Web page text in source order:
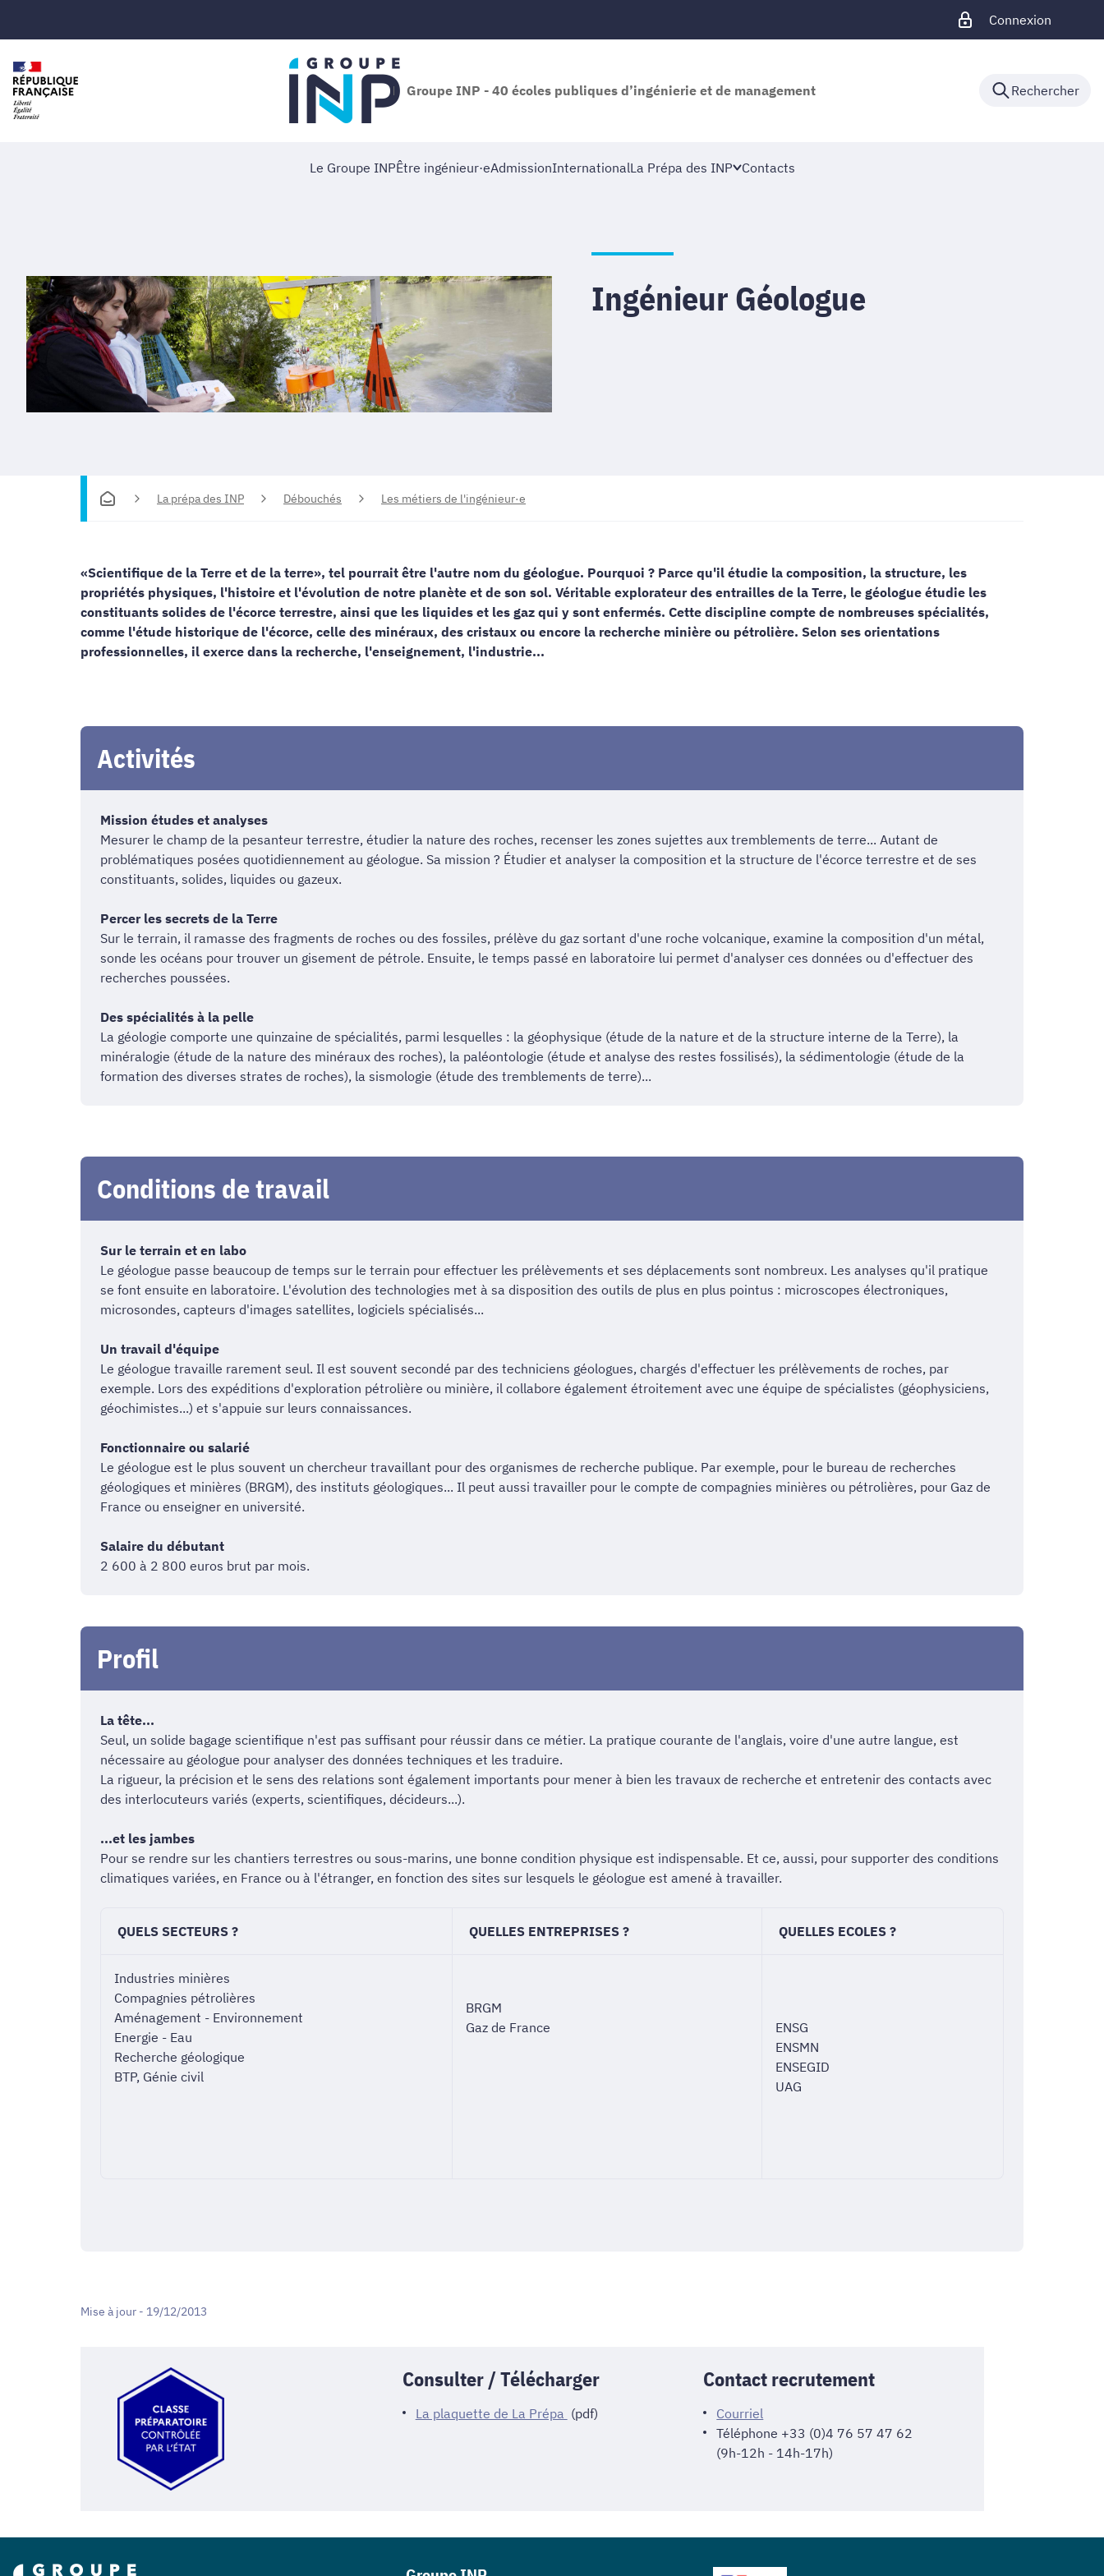
Connexion
Groupe INP - 40 écoles publiques d’ingénierie et de management Rechercher
Le Groupe INPÊtre ingénieur·eAdmissionInternationalLa Prépa des INP Contacts
Ingénieur Géologue
La prépa des INP Débouchés Les métiers de l'ingénieur·e
«Scientifique de la Terre et de la terre», tel pourrait être l'autre nom du géologue. Pourquoi ? Parce qu'il étudie la composition, la structure, les
propriétés physiques, l'histoire et l'évolution de notre planète et de son sol. Véritable explorateur des entrailles de la Terre, le géologue étudie les
constituants solides de l'écorce terrestre, ainsi que les liquides et les gaz qui y sont enfermés. Cette discipline compte de nombreuses spécialités,
comme l'étude historique de l'écorce, celle des minéraux, des cristaux ou encore la recherche minière ou pétrolière. Selon ses orientations
professionnelles, il exerce dans la recherche, l'enseignement, l'industrie...
Activités
Mission études et analyses
Mesurer le champ de la pesanteur terrestre, étudier la nature des roches, recenser les zones sujettes aux tremblements de terre... Autant de
problématiques posées quotidiennement au géologue. Sa mission ? Étudier et analyser la composition et la structure de l'écorce terrestre et de ses
constituants, solides, liquides ou gazeux.
Percer les secrets de la Terre
Sur le terrain, il ramasse des fragments de roches ou des fossiles, prélève du gaz sortant d'une roche volcanique, examine la composition d'un métal,
sonde les océans pour trouver un gisement de pétrole. Ensuite, le temps passé en laboratoire lui permet d'analyser ces données ou d'effectuer des
recherches poussées.
Des spécialités à la pelle
La géologie comporte une quinzaine de spécialités, parmi lesquelles : la géophysique (étude de la nature et de la structure interne de la Terre), la
minéralogie (étude de la nature des minéraux des roches), la paléontologie (étude et analyse des restes fossilisés), la sédimentologie (étude de la
formation des diverses strates de roches), la sismologie (étude des tremblements de terre)...
Conditions de travail
Sur le terrain et en labo
Le géologue passe beaucoup de temps sur le terrain pour effectuer les prélèvements et ses déplacements sont nombreux. Les analyses qu'il pratique
se font ensuite en laboratoire. L'évolution des technologies met à sa disposition des outils de plus en plus pointus : microscopes électroniques,
microsondes, capteurs d'images satellites, logiciels spécialisés...
Un travail d'équipe
Le géologue travaille rarement seul. Il est souvent secondé par des techniciens géologues, chargés d'effectuer les prélèvements de roches, par
exemple. Lors des expéditions d'exploration pétrolière ou minière, il collabore également étroitement avec une équipe de spécialistes (géophysiciens,
géochimistes...) et s'appuie sur leurs connaissances.
Fonctionnaire ou salarié
Le géologue est le plus souvent un chercheur travaillant pour des organismes de recherche publique. Par exemple, pour le bureau de recherches
géologiques et minières (BRGM), des instituts géologiques... Il peut aussi travailler pour le compte de compagnies minières ou pétrolières, pour Gaz de
France ou enseigner en université.
Salaire du débutant
2 600 à 2 800 euros brut par mois.
Profil
La tête...
Seul, un solide bagage scientifique n'est pas suffisant pour réussir dans ce métier. La pratique courante de l'anglais, voire d'une autre langue, est
nécessaire au géologue pour analyser des données techniques et les traduire.
La rigueur, la précision et le sens des relations sont également importants pour mener à bien les travaux de recherche et entretenir des contacts avec
des interlocuteurs variés (experts, scientifiques, décideurs...).
...et les jambes
Pour se rendre sur les chantiers terrestres ou sous-marins, une bonne condition physique est indispensable. Et ce, aussi, pour supporter des conditions
climatiques variées, en France ou à l'étranger, en fonction des sites sur lesquels le géologue est amené à travailler.
QUELS SECTEURS ? QUELLES ENTREPRISES ? QUELLES ECOLES ?
Industries minières
Compagnies pétrolières
Aménagement - Environnement
Energie - Eau
Recherche géologique
BTP, Génie civil
BRGM
Gaz de France
ENSG
ENSMN
ENSEGID
UAG
Mise à jour - 19/12/2013
Consulter / Télécharger
La plaquette de La Prépa (pdf)
Contact recrutement
Courriel
Téléphone +33 (0)4 76 57 47 62
(9h-12h - 14h-17h)